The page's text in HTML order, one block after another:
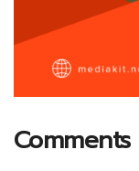
Comments